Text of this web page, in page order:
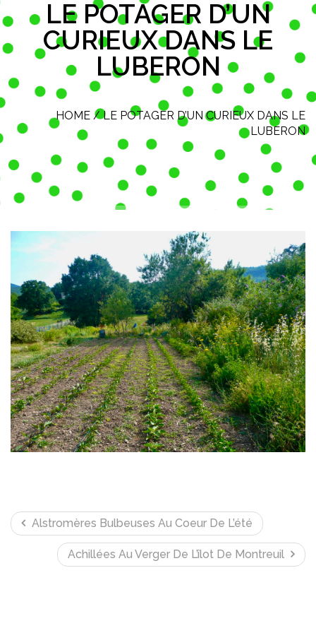
LE POTAGER D’UN
CURIEUX DANS LE
LUBERON
HOME /LE POTAGER D’UN CURIEUX DANS LE
LUBERON
Alstromères Bulbeuses Au Coeur De L’été
Achillées Au Verger De L’îlot De Montreuil